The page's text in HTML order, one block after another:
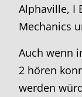
Alphaville, I
Mechanics
Auch wenn
2 hören
werden